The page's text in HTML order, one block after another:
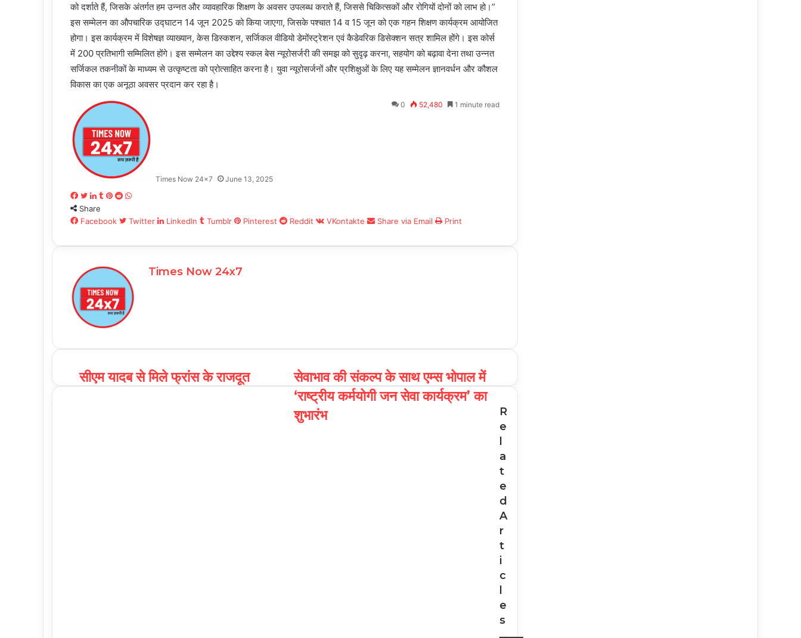
को दर्शाते हैं, जिसके अंतर्गत हम उन्नत और व्यावहारिक शिक्षण के अवसर उपलब्ध कराते हैं, जिससे चिकित्सकों और रोगियों दोनों को लाभ हो।”
इस सम्मेलन का औपचारिक उद्घाटन 14 जून 2025 को किया जाएगा, जिसके पश्चात 14 व 15 जून को एक गहन शिक्षण कार्यक्रम आयोजित
होगा। इस कार्यक्रम में विशेषज्ञ व्याख्यान, केस डिस्कशन, सर्जिकल वीडियो डेमोंस्ट्रेशन एवं कैडेवरिक डिसेक्शन सत्र शामिल होंगे। इस कोर्स
में 200 प्रतिभागी सम्मिलित होंगे। इस सम्मेलन का उद्देश्य स्कल बेस न्यूरोसर्जरी की समझ को सुदृढ़ करना, सहयोग को बढ़ावा देना तथा उन्नत
सर्जिकल तकनीकों के माध्यम से उत्कृष्टता को प्रोत्साहित करना है। युवा न्यूरोसर्जनों और प्रशिक्षुओं के लिए यह सम्मेलन ज्ञानवर्धन और कौशल
विकास का एक अनूठा अवसर प्रदान कर रहा है।
Times Now 24x7 June 13, 2025
0 52,480 1 minute read
Facebook
Twitter
LinkedIn
Tumblr
Pinterest
Reddit
WhatsApp
Share
Facebook
Twitter LinkedIn Tumblr Pinterest Reddit VKontakte Share via Email Print
Times Now 24x7
सीएम यादब से मिले फ्रांस के राजदूत
सेवाभाव की संकल्प के साथ एम्स भोपाल में
‘राष्ट्रीय कर्मयोगी जन सेवा कार्यक्रम’ का
शुभारंभ
R
e
a
t
e
d
A
r
t
i
c
e
s